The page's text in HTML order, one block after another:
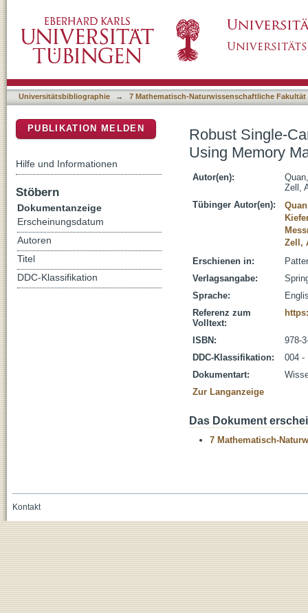
Universitätsbibliographie → 7 Mathematisch-Naturwissenschaftliche Fakultät
Robust Single-
Using Memory
Autor(en):
Zell,
Tübinger Autor(en):
Zell,
Erschienen in:
Verlagsangabe:
Sprache:
Referenz zum
Volltext:
ISBN:
978-
DDC-Klassifikation:
004 -
Dokumentart:
Zur Langanzeige
Das Dokument
7 Mathematisch-
PUBLIKATION MELDEN
Hilfe und Informationen
Stöbern
Dokumentanzeige
Erscheinungsdatum
Autoren
Titel
DDC-Klassifikation
Kontakt